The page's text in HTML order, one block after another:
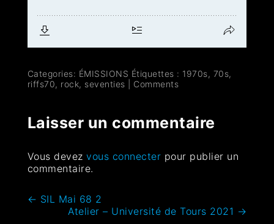
Categories: ÉMISSIONS Étiquettes : 1970s, 70s,
riffs70, rock, seventies Comments
Laisser un commentaire
Vous devezvous connecter pour publier un
commentaire.
← SIL Mai 68 2
Atelier – Université de Tours 2021 →